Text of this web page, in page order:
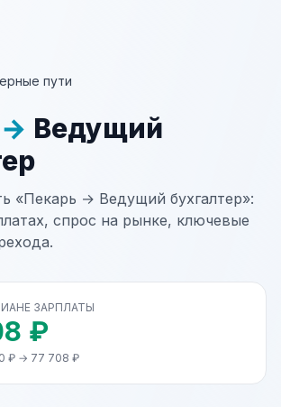
пути
→ Ведущий
«Пекарь → Ведущий бухгалтер»:
спрос на рынке, ключевые
ЗАРПЛАТЫ
₽
₽ → 77 708 ₽